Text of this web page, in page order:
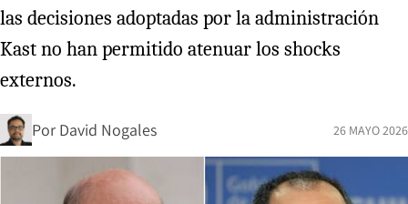
las decisiones adoptadas por la administración
Kast no han permitido atenuar los shocks
externos.
Por David Nogales 26 MAYO 2026